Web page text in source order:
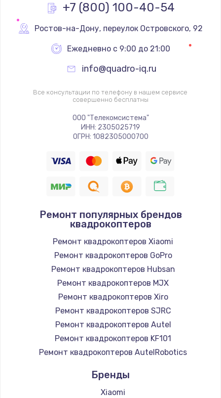
+7 (800) 100-40-54
Ростов-на-Дону, переулок Островского, 92
Ежедневно с 9:00 до 21:00
info@quadro-iq.ru
Все консультации по телефону в нашем сервисе
совершенно бесплатны
ООО "Телекомсистема"
ИНН: 2305025719
ОГРН: 1082305000700
Ремонт популярных брендов
квадрокоптеров
Ремонт квадрокоптеров Xiaomi
Ремонт квадрокоптеров GoPro
Ремонт квадрокоптеров Hubsan
Ремонт квадрокоптеров MJX
Ремонт квадрокоптеров Xiro
Ремонт квадрокоптеров SJRC
Ремонт квадрокоптеров Autel
Ремонт квадрокоптеров KF101
Ремонт квадрокоптеров AutelRobotics
Бренды
Xiaomi